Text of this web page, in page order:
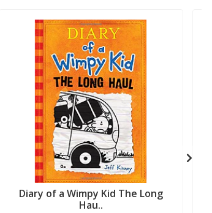
Diary of a Wimpy Kid The Long
Hau..